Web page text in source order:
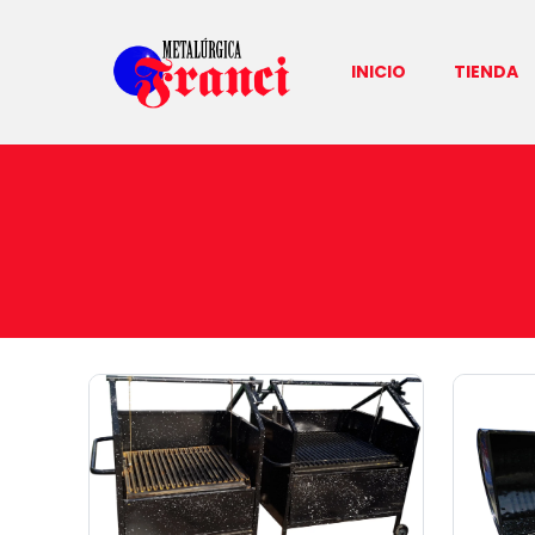
INICIO TIENDA